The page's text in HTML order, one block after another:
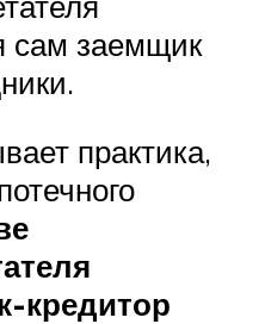
сам заемщик
практика,
кредитор